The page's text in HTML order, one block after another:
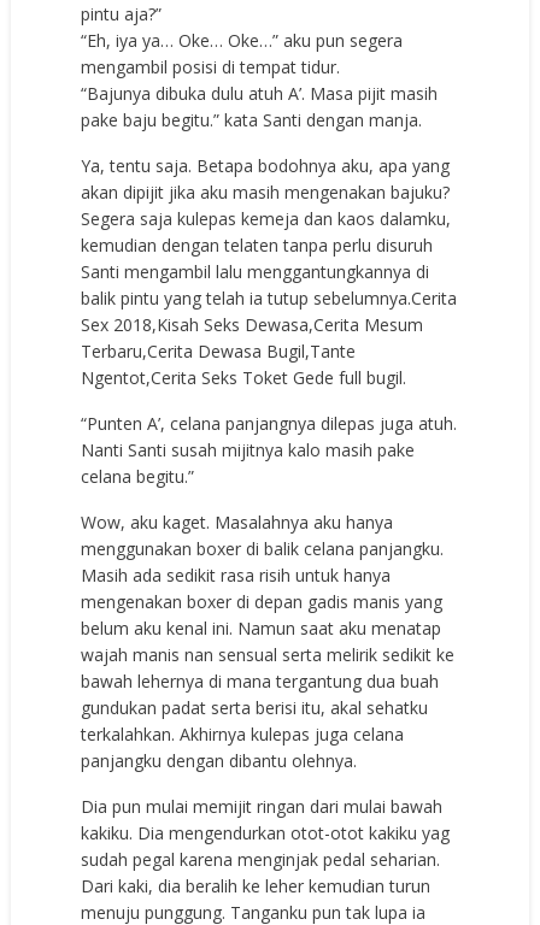
pintu aja?”
“Eh, iya ya… Oke… Oke…” aku pun segera
mengambil posisi di tempat tidur.
“Bajunya dibuka dulu atuh A’. Masa pijit masih
pake baju begitu.” kata Santi dengan manja.
Ya, tentu saja. Betapa bodohnya aku, apa yang
akan dipijit jika aku masih mengenakan bajuku?
Segera saja kulepas kemeja dan kaos dalamku,
kemudian dengan telaten tanpa perlu disuruh
Santi mengambil lalu menggantungkannya di
balik pintu yang telah ia tutup sebelumnya.Cerita
Sex 2018,Kisah Seks Dewasa,Cerita Mesum
Terbaru,Cerita Dewasa Bugil,Tante
Ngentot,Cerita Seks Toket Gede full bugil.
“Punten A’, celana panjangnya dilepas juga atuh.
Nanti Santi susah mijitnya kalo masih pake
celana begitu.”
Wow, aku kaget. Masalahnya aku hanya
menggunakan boxer di balik celana panjangku.
Masih ada sedikit rasa risih untuk hanya
mengenakan boxer di depan gadis manis yang
belum aku kenal ini. Namun saat aku menatap
wajah manis nan sensual serta melirik sedikit ke
bawah lehernya di mana tergantung dua buah
gundukan padat serta berisi itu, akal sehatku
terkalahkan. Akhirnya kulepas juga celana
panjangku dengan dibantu olehnya.
Dia pun mulai memijit ringan dari mulai bawah
kakiku. Dia mengendurkan otot-otot kakiku yag
sudah pegal karena menginjak pedal seharian.
Dari kaki, dia beralih ke leher kemudian turun
menuju punggung. Tanganku pun tak lupa ia